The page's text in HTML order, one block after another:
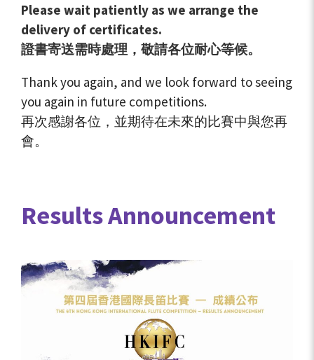
Please wait patiently as we arrange the
delivery of certificates.
證書寄送需時處理，敬請各位耐心等候。
Thank you again, and we look forward to seeing
you again in future competitions.
再次感謝各位，並期待在未來的比賽中與您再
會。
Results Announcement